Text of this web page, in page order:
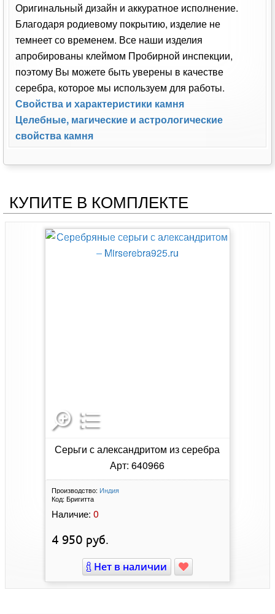
Оригинальный дизайн и аккуратное исполнение.
Благодаря родиевому покрытию, изделие не
темнеет со временем. Все наши изделия
апробированы клеймом Пробирной инспекции,
поэтому Вы можете быть уверены в качестве
серебра, которое мы используем для работы.
Свойства и характеристики камня
Целебные, магические и астрологические
свойства камня
КУПИТЕ В КОМПЛЕКТЕ
Серьги с александритом из серебра
Арт: 640966
Производство: Индия
Код: Бригитта
Наличие: 0
4 950 руб.
Нет в наличии